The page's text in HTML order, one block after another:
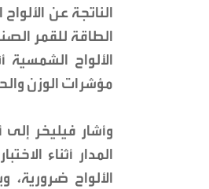
الناتجة عن
الطاقة للقمر
الألواح الشمسية
مؤشرات الوزن والحجم، إذ يزن 30 كلغ فقط،
وأشار فيليخر
المدار أثناء
الألواح